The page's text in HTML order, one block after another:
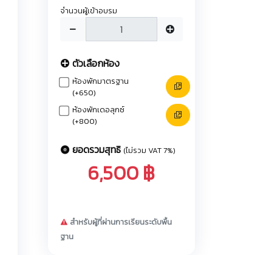
จำนวนผู้เข้าอบรม
ตัวเลือกห้อง
ห้องพักมาตรฐาน
(+650)
ห้องพักเดอลุกซ์
(+800)
ยอดรวมสุทธิ (ไม่รวม VAT 7%)
6,500 ฿
สำหรับผู้ที่ผ่านการเรียนระดับพื้น
ฐาน